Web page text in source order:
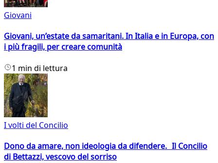
Giovani
Giovani, un’estate da samaritani. In Italia e in Europa, con
i più fragili, per creare comunità
1 min di lettura
I volti del Concilio
Dono da amare, non ideologia da difendere. Il Concilio
di Bettazzi, vescovo del sorriso